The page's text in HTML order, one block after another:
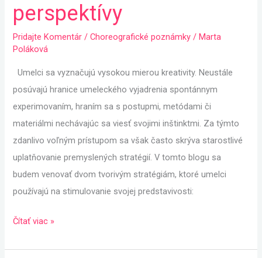
perspektívy
Pridajte Komentár /Choreografické poznámky / Marta
Poláková
Umelci sa vyznačujú vysokou mierou kreativity. Neustále
posúvajú hranice umeleckého vyjadrenia spontánnym
experimovaním, hraním sa s postupmi, metódami či
materiálmi nechávajúc sa viesť svojimi inštinktmi. Za týmto
zdanlivo voľným prístupom sa však často skrýva starostlivé
uplatňovanie premyslených stratégií. V tomto blogu sa
budem venovať dvom tvorivým stratégiám, ktoré umelci
používajú na stimulovanie svojej predstavivosti:
perspektívy
Čítať viac »